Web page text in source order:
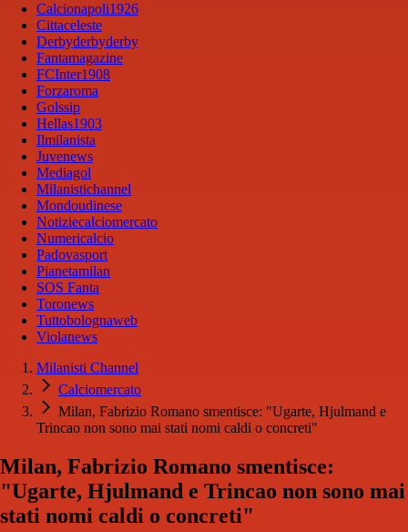
Calcionapoli1926
Cittaceleste
Derbyderbyderby
Fantamagazine
FCInter1908
Forzaroma
Golssip
Hellas1903
Ilmilanista
Juvenews
Mediagol
Milanistichannel
Mondoudinese
Notiziecalciomercato
Numericalcio
Padovasport
Pianetamilan
SOS Fanta
Toronews
Tuttobolognaweb
Violanews
Milanisti Channel
Calciomercato
Milan, Fabrizio Romano smentisce: "Ugarte, Hjulmand e
Trincao non sono mai stati nomi caldi o concreti"
Milan, Fabrizio Romano smentisce:
"Ugarte, Hjulmand e Trincao non sono mai
stati nomi caldi o concreti"